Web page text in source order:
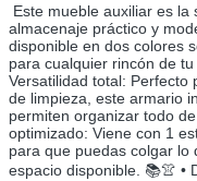
Este mueble auxiliar es
almacenaje práctico y
disponible en dos colores
para cualquier rincón de
Versatilidad total: Perfecto
de limpieza, este armario
permiten organizar todo
optimizado: Viene con 1
para que puedas colgar lo
espacio disponible. 📚👚 •